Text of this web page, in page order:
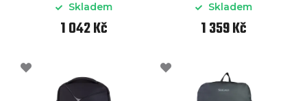
Skladem
1 042 Kč
Skladem
1 359 Kč